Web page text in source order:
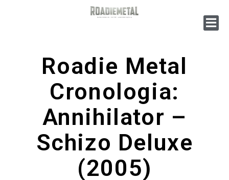
Roadie Metal
Cronologia:
Annihilator –
Schizo Deluxe
(2005)